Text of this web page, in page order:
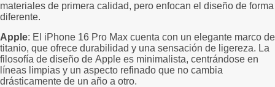
materiales de primera calidad, pero enfocan el diseño de forma
diferente.
Apple: El iPhone 16 Pro Max cuenta con un elegante marco de
titanio, que ofrece durabilidad y una sensación de ligereza. La
filosofía de diseño de Apple es minimalista, centrándose en
líneas limpias y un aspecto refinado que no cambia
drásticamente de un año a otro.